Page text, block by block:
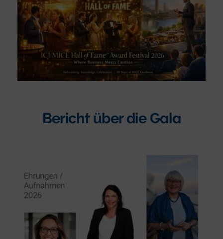
Bericht über die Gala